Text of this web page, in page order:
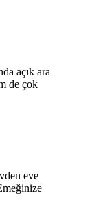
açık ara
de çok
eve